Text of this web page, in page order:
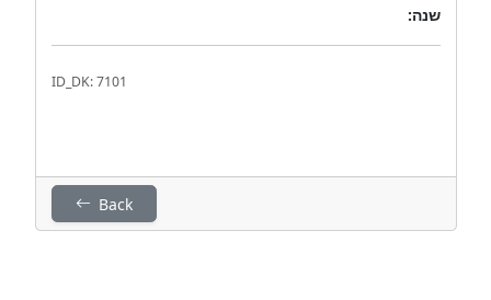
שנה:
ID_DK: 7101
Back